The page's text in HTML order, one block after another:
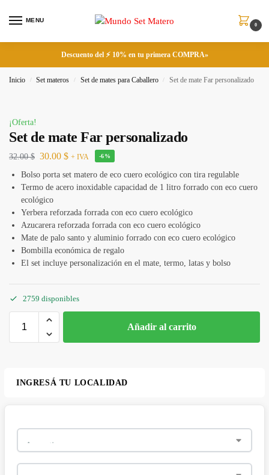
MENU
0
Descuento del ⚡ 10% en tu primera COMPRA»
Inicio / Set materos / Set de mates para Caballero / Set de mate Far personalizado
¡Oferta!
Set de mate Far personalizado
32.00$ 30.00 $ + IVA -6%
Bolso porta set matero de eco cuero ecológico con tira regulable
Termo de acero inoxidable capacidad de 1 litro forrado con eco cuero
ecológico
Yerbera reforzada forrada con eco cuero ecológico
Azucarera reforzada forrada con eco cuero ecológico
Mate de palo santo y aluminio forrado con eco cuero ecológico
Bombilla económica de regalo
El set incluye personalización en el mate, termo, latas y bolso
2759 disponibles
Añadir al carrito
INGRESÁ TU LOCALIDAD